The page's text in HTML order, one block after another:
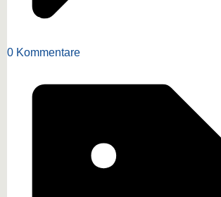
0 Kommentare